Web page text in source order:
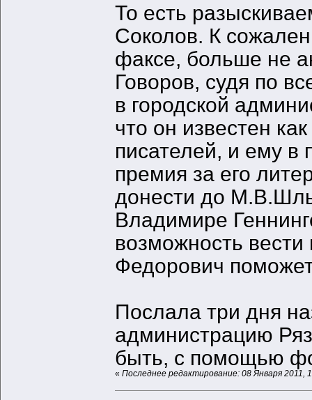
То есть
Соколов. К
факсе, больше не
Говоров, судя по
в городской
что он известен
писателей, и ему
премия за его
донести до
Владимире
возможность
Федорович
Послала три дня
администрацию
быть, с помощью
«Последнее редактирование: 08 Января 2011,